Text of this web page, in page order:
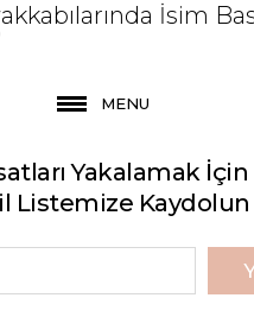
Bebek
720,00TL
Sepete
İsim
MENU
Yakalamak İçin
Listemize Kaydolun